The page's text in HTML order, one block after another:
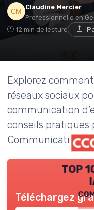
Claudine Mercier
Professionnelle en
12 min de lecture
Explorez
réseaux sociaux
communication
conseils pratiques
Communication
TOP
Téléchargez